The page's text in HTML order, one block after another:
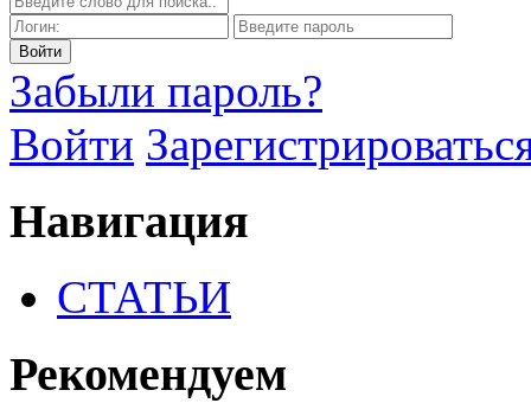
Забыли пароль?
Войти
Навигация
СТАТЬИ
Рекомендуем